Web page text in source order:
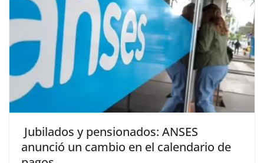
Jubilados y pensionados: ANSES
anunció un cambio en el calendario de